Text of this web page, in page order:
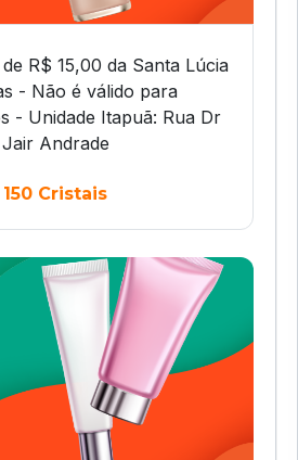
R$ 15,00 da Santa Lúcia
- Não é válido para
- Unidade Itapuã: Rua Dr
Jair Andrade
150 Cristais